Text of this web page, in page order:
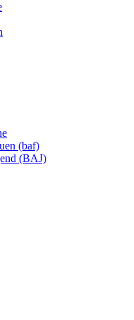
(baf)
(BAJ)